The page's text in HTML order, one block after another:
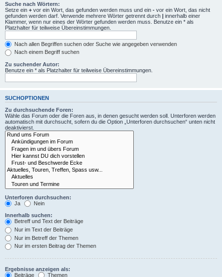
Suche nach Wörtern:
Setze ein + vor ein Wort, das gefunden werden muss und ein - vor ein Wort, das nicht
gefunden werden darf. Verwende mehrere Wörter getrennt durch | innerhalb einer
Klammer, wenn nur eines der Wörter gefunden werden muss. Benutze ein * als
Platzhalter für teilweise Übereinstimmungen.
Nach allen Begriffen suchen oder Suche wie angegeben verwenden
Nach einem Begriff suchen
Zu suchender Autor:
Benutze ein * als Platzhalter für teilweise Übereinstimmungen.
SUCHOPTIONEN
Zu durchsuchende Foren:
Wähle das Forum oder die Foren aus, in denen gesucht werden soll. Unterforen werden
automatisch mit durchsucht, sofern du die Option „Unterforen durchsuchen“ unten nicht
deaktivierst.
Unterforen durchsuchen:
Ja
Nein
Innerhalb suchen:
Betreff und Text der Beiträge
Nur im Text der Beiträge
Nur im Betreff der Themen
Nur im ersten Beitrag der Themen
Ergebnisse anzeigen als:
Beiträge
Themen